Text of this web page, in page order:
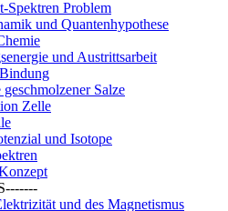
Spektren Problem
und Quantenhypothese
und Austrittsarbeit
Salze
Zelle
und Isotope
und des Magnetismus